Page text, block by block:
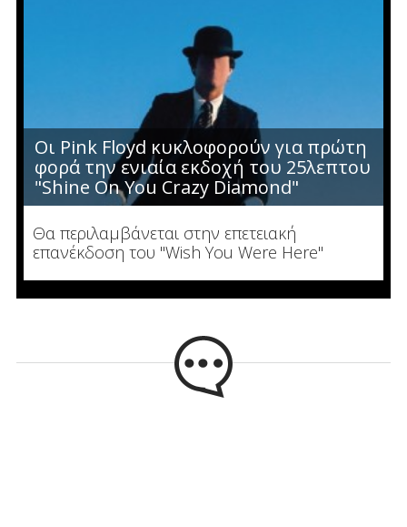
Οι Pink Floyd κυκλοφορούν για πρώτη
φορά την ενιαία εκδοχή του 25λεπτου
"Shine On You Crazy Diamond"
Θα περιλαμβάνεται στην επετειακή
επανέκδοση του "Wish You Were Here"